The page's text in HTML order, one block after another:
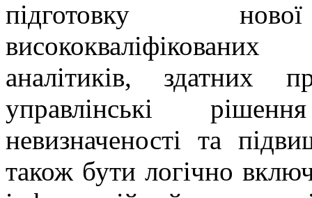
підготовку
аналітиків, здатних
управлінські
невизначеності та
також бути логічно